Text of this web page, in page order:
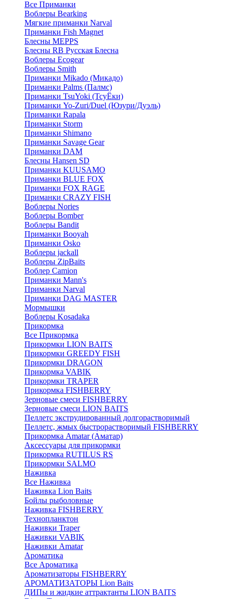
Все Приманки
Воблеры Bearking
Мягкие приманки Narval
Приманки Fish Magnet
Блесны MEPPS
Блесны RB Русская Блесна
Воблеры Ecogear
Воблеры Smith
Приманки Mikado (Микадо)
Приманки Palms (Палмс)
Приманки TsuYoki (ТсуЁки)
Приманки Yo-Zuri/Duel (Юзури/Дуэль)
Приманки Rapala
Приманки Storm
Приманки Shimano
Приманки Savage Gear
Приманки DAM
Блесны Hansen SD
Приманки KUUSAMO
Приманки BLUE FOX
Приманки FOX RAGE
Приманки CRAZY FISH
Воблеры Nories
Воблеры Bomber
Воблеры Bandit
Приманки Booyah
Приманки Osko
Воблеры jackall
Воблеры ZipBaits
Воблер Camion
Приманки Mann's
Приманки Narval
Приманки DAG MASTER
Мормышки
Воблеры Kosadaka
Прикормка
Все Прикормка
Прикормки LION BAITS
Прикормки GREEDY FISH
Прикормки DRAGON
Прикормка VABIK
Прикормки TRAPER
Прикормка FISHBERRY
Зерновые смеси FISHBERRY
Зерновые смеси LION BAITS
Пеллетс экструдированный долгорастворимый
Пеллетс, жмых быстрорастворимый FISHBERRY
Прикормка Amatar (Аматар)
Аксессуары для прикормки
Прикормка RUTILUS RS
Прикормки SALMO
Наживка
Все Наживка
Наживка Lion Baits
Бойлы рыболовные
Наживка FISHBERRY
Технопланктон
Наживки Traper
Наживки VABIK
Наживки Amatar
Ароматика
Все Ароматика
Ароматизаторы FISHBERRY
АРОМАТИЗАТОРЫ Lion Baits
ДИПы и жидкие аттрактанты LION BAITS